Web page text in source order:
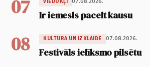
07 VIEDOKĻI 07.08.2026.
Ir iemesls pacelt kausu
08 KULTŪRA UN IZKLAIDE 07.08.2026.
Festivāls ielīksmo pilsētu